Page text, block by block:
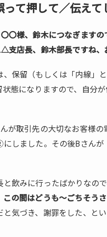
て押して／伝えて
〇様、鈴木につなぎます
店長、鈴木部長ですね、
保留（もしくは「内線」
態になりますので、自分
が取引先の大切なお客様
しました。その後Bさん
飲みに行ったばかりなの
の間はどうも～ごちそう
気づき、謝罪をした、とい